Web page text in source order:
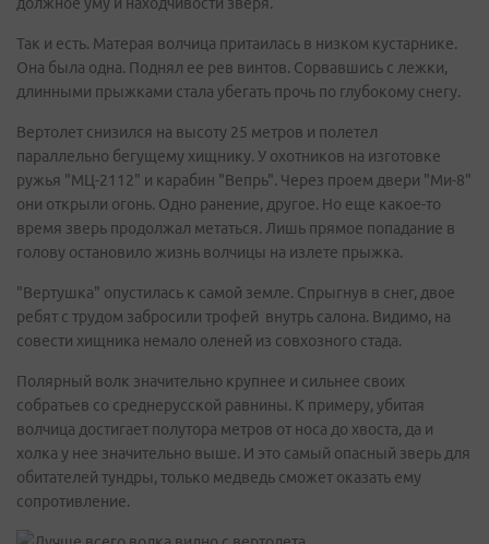
Так и есть. Матерая волчица притаилась в низком кустарнике.
Она была одна. Поднял ее рев винтов. Сорвавшись с лежки,
длинными прыжками стала убегать прочь по глубокому снегу.
Вертолет снизился на высоту 25 метров и полетел
параллельно бегущему хищнику. У охотников на изготовке
ружья "МЦ-2112" и карабин "Вепрь". Через проем двери "Ми-8"
они открыли огонь. Одно ранение, другое. Но еще какое-то
время зверь продолжал метаться. Лишь прямое попадание в
голову остановило жизнь волчицы на излете прыжка.
"Вертушка" опустилась к самой земле. Спрыгнув в снег, двое
ребят с трудом забросили трофей внутрь салона. Видимо, на
совести хищника немало оленей из совхозного стада.
Полярный волк значительно крупнее и сильнее своих
собратьев со среднерусской равнины. К примеру, убитая
волчица достигает полутора метров от носа до хвоста, да и
холка у нее значительно выше. И это самый опасный зверь для
обитателей тундры, только медведь сможет оказать ему
сопротивление.